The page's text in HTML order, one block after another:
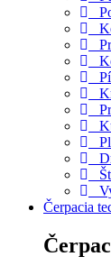
Čerpacia